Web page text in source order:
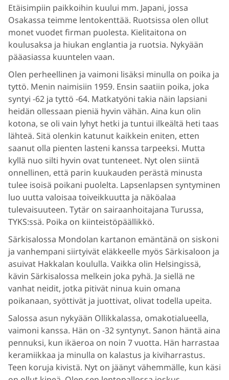
Etäisimpiin paikkoihin kuului mm. Japani, jossa
Osakassa teimme lentokenttää. Ruotsissa olen ollut
monet vuodet firman puolesta. Kielitaitona on
koulusaksa ja hiukan englantia ja ruotsia. Nykyään
pääasiassa kuuntelen vaan.
Olen perheellinen ja vaimoni lisäksi minulla on poika ja
tyttö. Menin naimisiin 1959. Ensin saatiin poika, joka
syntyi -62 ja tyttö -64. Matkatyöni takia näin lapsiani
heidän ollessaan pieniä hyvin vähän. Aina kun olin
kotona, se oli vain lyhyt hetki ja tuntui ilkeältä heti taas
lähteä. Sitä olenkin katunut kaikkein eniten, etten
saanut olla pienten lasteni kanssa tarpeeksi. Mutta
kyllä nuo silti hyvin ovat tunteneet. Nyt olen siintä
onnellinen, että parin kuukauden perästä minusta
tulee isoisä poikani puolelta. Lapsenlapsen syntyminen
luo uutta valoisaa toiveikkuutta ja näköalaa
tulevaisuuteen. Tytär on sairaanhoitajana Turussa,
TYKS:ssä. Poika on kiinteistöpäällikkö.
Särkisalossa Mondolan kartanon emäntänä on siskoni
ja vanhempani siirtyivät eläkkeelle myös Särkisaloon ja
asuivat Hakkalan koululla. Vaikka olin Helsingissä,
kävin Särkisalossa melkein joka pyhä. Ja siellä ne
vanhat neidit, jotka pitivät ninua kuin omana
poikanaan, syöttivät ja juottivat, olivat todella upeita.
Salossa asun nykyään Ollikkalassa, omakotialueella,
vaimoni kanssa. Hän on -32 syntynyt. Sanon häntä aina
pennuksi, kun ikäeroa on noin 7 vuotta. Hän harrastaa
keramiikkaa ja minulla on kalastus ja kiviharrastus.
Teen koruja kivistä. Nyt on jäänyt vähemmälle, kun käsi